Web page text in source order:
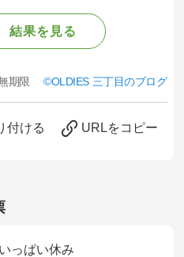
結果を見る
期限 OLDIES 三丁目のブログ
付ける URLをコピー
っぱい休み